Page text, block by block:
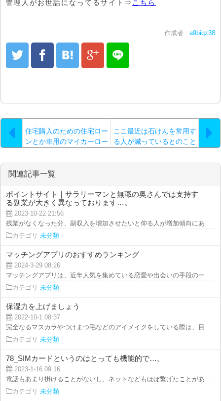
管理人がお世話になってるサイト⇒ こちら
作成者 : a9biqz38
住宅購入のための住宅ロー
ンとか車用のマイカーロー
スローンは
ここ最近は石けんを常用す
る人が減っているとのこと
関連記事一覧
ポイントサイト｜サラリーマンと無職の奥さんでは支持す
る副業が大きく異なっております…。
2023-10-22 21:56
残業がなくなった分、副収入を増加させたいと仰る人が増加傾向にあると
カテゴリ 未分類
マッチングアプリのおすすめランキング
2024-3-29 08:26
マッチングアプリは、近年人気を集めている恋愛や出会いの手段の一つで
カテゴリ 未分類
保湿力を上げましょう
2022-10-1 08:37
完全なるマスカラやつけまつ毛などのアイメイクをしている際は、目元当
カテゴリ 未分類
78_SIMカードというのはとっても機能的で…。
2023-1-16 09:16
電話もあまり掛けることがないし、ネットなどもほぼ繋げたことがありま
カテゴリ 未分類